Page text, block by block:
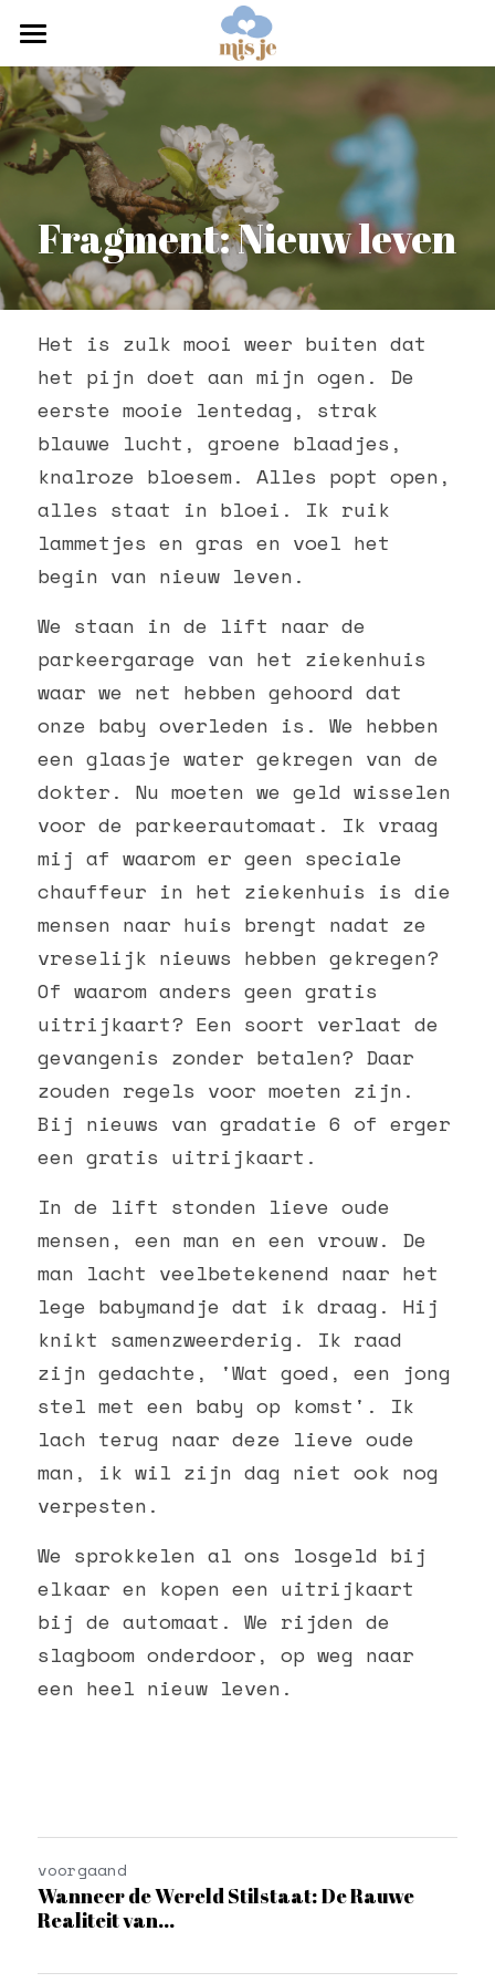
home
boek
onderzoek
blog
over
contact
Zoeken
Fragment: Nieuw leven
Het is zulk mooi weer buiten dat
het pijn doet aan mijn ogen. De
eerste mooie lentedag, strak
blauwe lucht, groene blaadjes,
knalroze bloesem. Alles popt open,
alles staat in bloei. Ik ruik
lammetjes en gras en voel het
begin van nieuw leven.
We staan in de lift naar de
parkeergarage van het ziekenhuis
waar we net hebben gehoord dat
onze baby overleden is. We hebben
een glaasje water gekregen van de
dokter. Nu moeten we geld wisselen
voor de parkeerautomaat. Ik vraag
mij af waarom er geen speciale
chauffeur in het ziekenhuis is die
mensen naar huis brengt nadat ze
vreselijk nieuws hebben gekregen?
Of waarom anders geen gratis
uitrijkaart? Een soort verlaat de
gevangenis zonder betalen? Daar
zouden regels voor moeten zijn.
Bij nieuws van gradatie 6 of erger
een gratis uitrijkaart.
In de lift stonden lieve oude
mensen, een man en een vrouw. De
man lacht veelbetekenend naar het
lege babymandje dat ik draag. Hij
knikt samenzweerderig. Ik raad
zijn gedachte, 'Wat goed, een jong
stel met een baby op komst'. Ik
lach terug naar deze lieve oude
man, ik wil zijn dag niet ook nog
verpesten.
We sprokkelen al ons losgeld bij
elkaar en kopen een uitrijkaart
bij de automaat. We rijden de
slagboom onderdoor, op weg naar
een heel nieuw leven.
voorgaand
Wanneer de Wereld Stilstaat: De Rauwe
Realiteit van...